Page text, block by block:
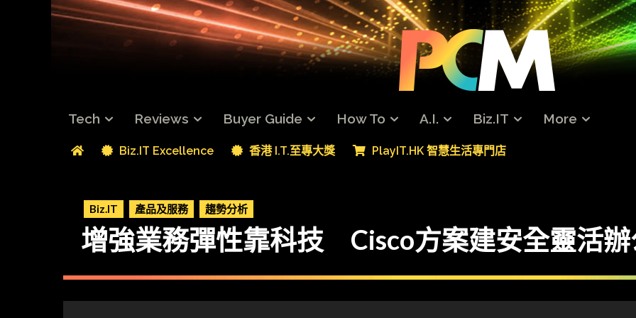
Tech Reviews Buyer Guide How To A.I. Biz.IT More
Biz.IT Excellence 香港 I.T.至專大獎 PlayIT.HK 智慧生活專門店
Biz.IT 產品及服務 趨勢分析
增強業務彈性靠科技 Cisco方案建安全靈活